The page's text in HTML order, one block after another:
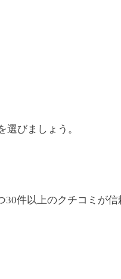
びましょう。
件以上のクチコミが